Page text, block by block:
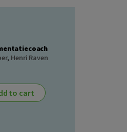
, Henri Raven
to cart